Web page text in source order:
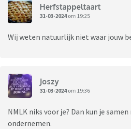
Herfstappeltaart
31-03-2024om 19:25
Wij weten natuurlijk niet waar jouw
Joszy
31-03-2024om 19:36
NMLK niks voor je? Dan kun je
ondernemen.